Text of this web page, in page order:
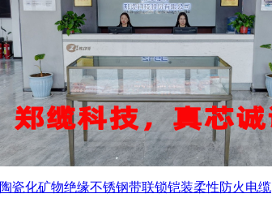
陶瓷化矿物绝缘不锈钢带联锁铠装柔性防火电缆